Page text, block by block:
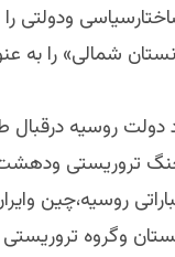
ودولتی
شمالی» را
دولت روسیه
تروریستی
روسیه،چین
وگروه